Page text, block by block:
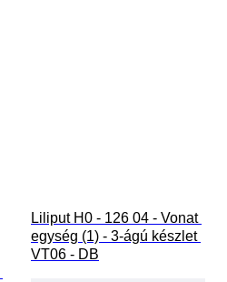
Liliput H0 - 126 04 - Vonat
egység (1) - 3-ágú készlet
VT06 - DB